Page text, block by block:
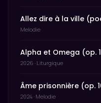
Allez dire à la ville
Melodie
Alpha et Omega (op.
2026 · Liturgique
Âme prisonnière (op.
2024 · Melodie